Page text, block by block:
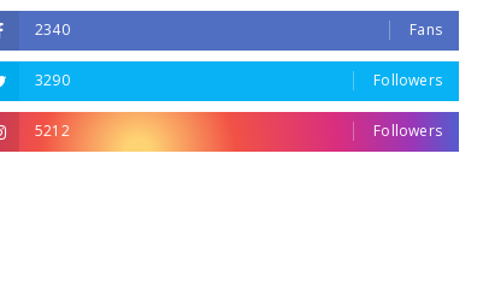
2340 Fans
3290 Followers
5212 Followers